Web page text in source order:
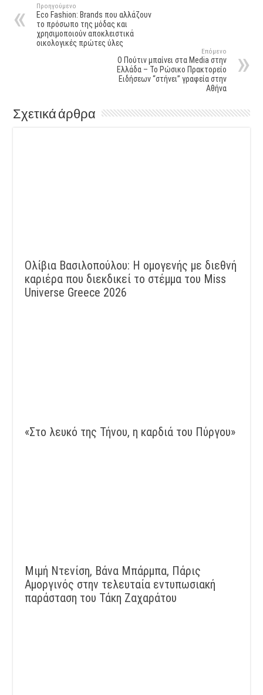
Προηγούμενο
Eco Fashion: Brands που αλλάζουν
το πρόσωπο της μόδας και
χρησιμοποιούν αποκλειστικά
οικολογικές πρώτες ύλες
Επόμενο
Ο Πούτιν μπαίνει στα Media στην
Ελλάδα – Το Ρώσικο Πρακτορείο
Ειδήσεων “στήνει” γραφεία στην
Αθήνα
Σχετικά άρθρα
Ολίβια Βασιλοπούλου: Η ομογενής με διεθνή
καριέρα που διεκδικεί το στέμμα του Miss
Universe Greece 2026
«Στο λευκό της Τήνου, η καρδιά του Πύργου»
Μιμή Ντενίση, Βάνα Μπάρμπα, Πάρις
Αμοργινός στην τελευταία εντυπωσιακή
παράσταση του Τάκη Ζαχαράτου